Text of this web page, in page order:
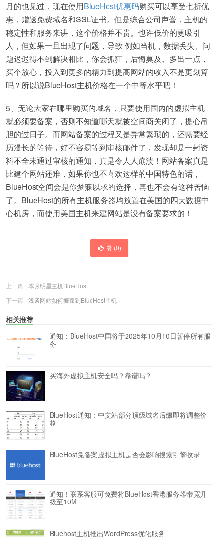
月的也见过，现在使用BlueHost优惠码购买可以享受七折优
惠，赠送免费域名和SSL证书。但是综合公司声誉，主机的
稳定性和服务来讲，这个价格并不贵。也许低价的更吸引
人，但如果一旦出现了问题，导致 例如当机，数据丢失、问
题迟迟得不到解决相比，你会抓狂，后悔莫及。多出一点，
买个放心，投入到更多的精力到提高网站的收入不是更划算
吗？所以说BlueHost主机价格在一个中等水平吧！
5、无论大家在哪里购买的域名，只要使用国内的虚拟主机
就必须要备案，否则不知道哪天就被空间商关闭了，提心吊
胆的过日子。而网站备案的过程又是异常繁琐的，还需要经
历漫长的等待，好不容易等到审核邮件了，发现却是一封资
料不全未通过审核的通知，真是令人人崩溃！网站备案真是
比建个网站还难，如果你也不喜欢这样的中国特色的话，
BlueHost空间会是你梦寐以求的选择，再也不会有这种苦恼
了。BlueHost的所有主机服务器均放置在美国的四大数据中
心机房，而使用美国主机来建网站是没有备案要求的！
赞 (0)
上一篇
本月明星主机BlueHost
下一篇
浅谈网站如何搬家到BlueHost主机
相关推荐
通知：BlueHost中国将于2025年10月10日暂停所有服
务
买海外虚拟主机安全吗？靠谱吗？
BlueHost通知：中文站部分顶级域名后缀即将调整价
格
BlueHost免备案虚拟主机是否会影响搜索引擎收录
通知！联系客服可免费将BlueHost香港服务器带宽升
级至10M
Bluehost主机推出WordPress优化服务